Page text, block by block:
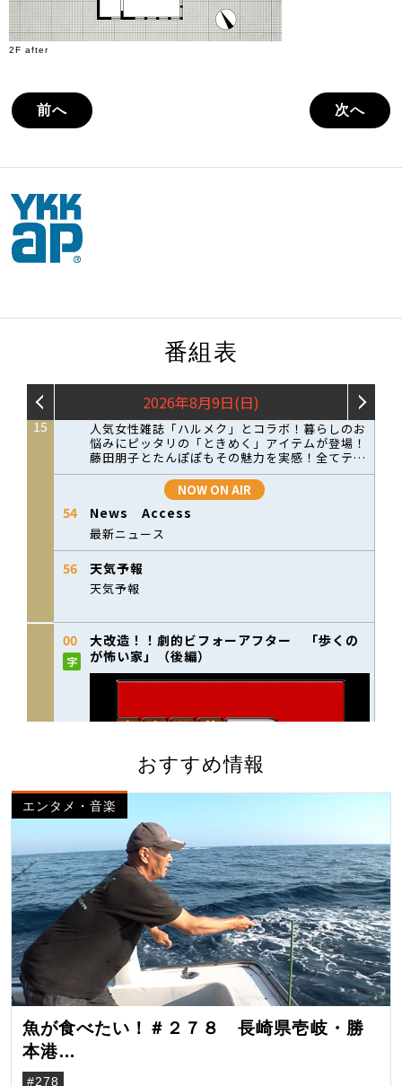
2F after
前へ 次へ
番組表
おすすめ情報
エンタメ・音楽
魚が食べたい！＃２７８ 長崎県壱岐・勝
本港
（クロマグロ）
#278